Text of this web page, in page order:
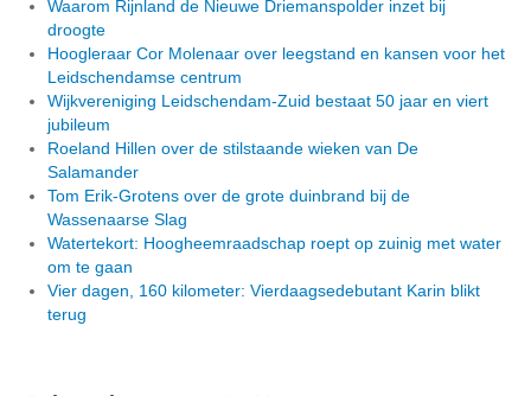
Waarom Rijnland de Nieuwe Driemanspolder inzet bij
droogte
Hoogleraar Cor Molenaar over leegstand en kansen voor het
Leidschendamse centrum
Wijkvereniging Leidschendam-Zuid bestaat 50 jaar en viert
jubileum
Roeland Hillen over de stilstaande wieken van De
Salamander
Tom Erik-Grotens over de grote duinbrand bij de
Wassenaarse Slag
Watertekort: Hoogheemraadschap roept op zuinig met water
om te gaan
Vier dagen, 160 kilometer: Vierdaagsedebutant Karin blikt
terug